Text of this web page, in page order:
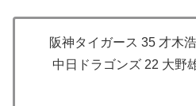
阪神タイガース 35 才木
中日ドラゴンズ 22 大野